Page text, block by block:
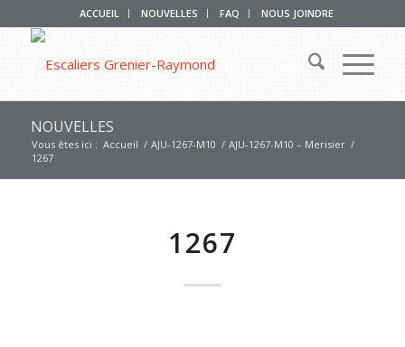
ACCUEIL NOUVELLES FAQ NOUS JOINDRE
NOUVELLES
Vous êtes ici : Accueil / AJU-1267-M10 / AJU-1267-M10 – Merisier /
1267
1267